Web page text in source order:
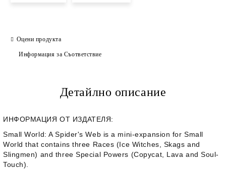
Оцени продукта
Информация за Съответствие
Детайлно описание
ИНФОРМАЦИЯ ОТ ИЗДАТЕЛЯ:
Small World: A Spider's Web is a mini-expansion for Small
World that contains three Races (Ice Witches, Skags and
Slingmen) and three Special Powers (Copycat, Lava and Soul-
Touch).